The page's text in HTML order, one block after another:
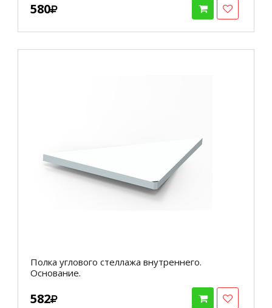
580
Полка углового стеллажа внутреннего.
Основание.
582